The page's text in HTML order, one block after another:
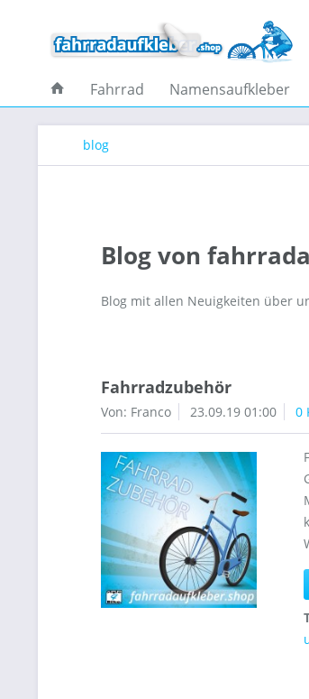
Fahrrad Namensaufkleber
blog
Blog von
Blog mit allen Neuigkeiten über
Fahrradzubehör
Von: Franco 23.09.19 01:00 0